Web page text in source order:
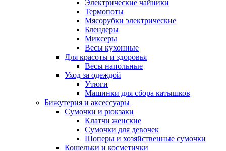
Электрические чайники
Термопоты
Мясорубки электрические
Блендеры
Миксеры
Весы кухонные
Для красоты и здоровья
Весы напольные
Уход за одеждой
Утюги
Машинки для сбора катышков
Бижутерия и аксессуары
Сумочки и рюкзаки
Клатчи женские
Сумочки для девочек
Шоперы и хозяйственные сумочки
Кошельки и косметички